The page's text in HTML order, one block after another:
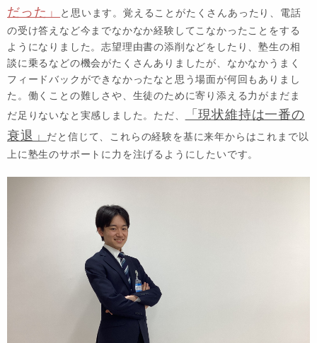
だった」
と思います。覚えることがたくさんあったり、電話
の受け答えなど今までなかなか経験してこなかったことをする
ようになりました。志望理由書の添削などをしたり、塾生の相
談に乗るなどの機会がたくさんありましたが、なかなかうまく
フィードバックができなかったなと思う場面が何回もありまし
た。働くことの難しさや、生徒のために寄り添える力がまだま
だ足りないなと実感しました。ただ、
「現状維持は一番の
衰退」
だと信じて、これらの経験を基に来年からはこれまで以
上に塾生のサポートに力を注げるようにしたいです。